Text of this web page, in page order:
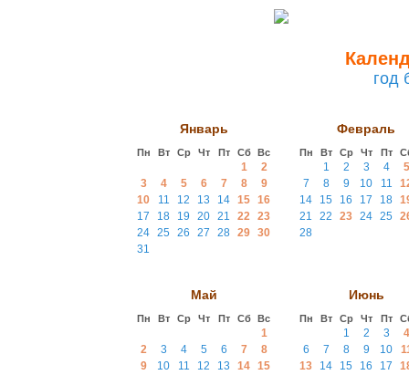
год
Январь
Пн Вт Ср Чт Пт Сб Вс
1
2
3
4 5 6 7 8
9
10
11 12 13 14 15 16
17
18 19 20 21 22 23
24 25 26 27 28 29 30
31
Февраль
Пн Вт Ср Чт Пт
1 2 3 4
5
7
8 9 10 11
14
15 16 17 18
21
22 23 24 25
28
Май
Пн Вт Ср Чт Пт Сб Вс
1
2
3 4 5 6 7
8
9
10 11 12 13 14 15
Июнь
Пн Вт Ср Чт Пт
1 2 3
4
6
7 8 9 10
13
14 15 16 17